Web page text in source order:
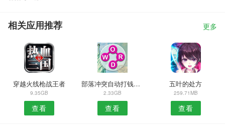
相关应用推荐 更多
穿越火线枪战王者
9.35GB
查看
部落冲突自动打钱软件
2.33GB
查看
五叶的处方
259.71MB
查看